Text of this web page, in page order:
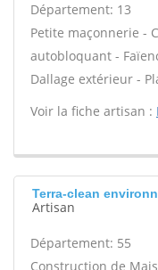
Département: 13
Petite maçonnerie -
autobloquant -
Dallage extérieur -
Voir la fiche artisan :
Terra-clean
Artisan
Département: 55
Construction de